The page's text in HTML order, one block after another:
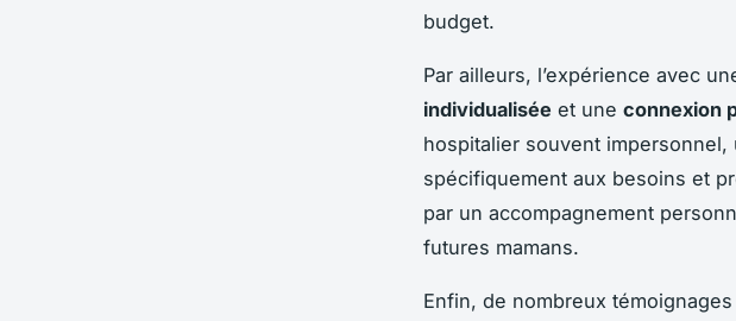
budget.
Par ailleurs, l’expérience avec
individualisée et une connexion
hospitalier souvent
spécifiquement aux besoins et
par un accompagnement
futures mamans.
Enfin, de nombreux